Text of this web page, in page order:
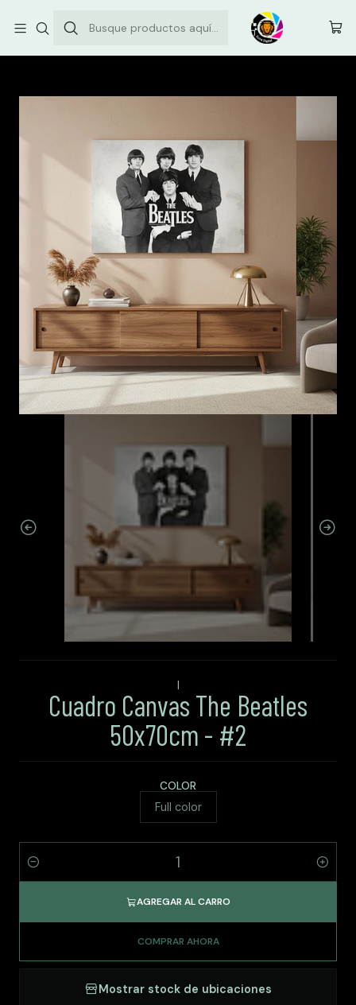
Envíos comunas de la Región Metropolitana: $3.500
Cuadro Canvas The Beatles 50x70cm - #2
|
Cuadro Canvas The Beatles
50x70cm - #2
COLOR
Full color
Cantidad
AGREGAR AL CARRO
COMPRAR AHORA
Mostrar stock de ubicaciones